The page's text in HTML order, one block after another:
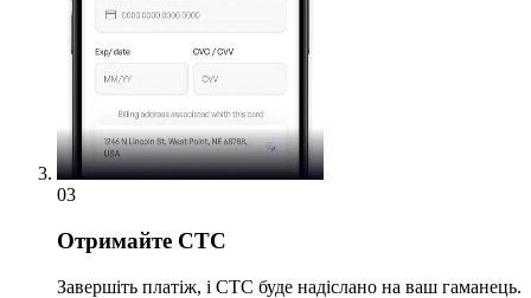
03
Отримайте CTC
Завершіть платіж, і CTC буде надіслано на ваш гаманець.